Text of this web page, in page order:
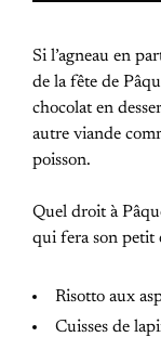
Si l’agneau en
de la fête de
chocolat en
autre viande
poisson.
Quel droit à
qui fera son petit
Risotto aux
Cuisses de